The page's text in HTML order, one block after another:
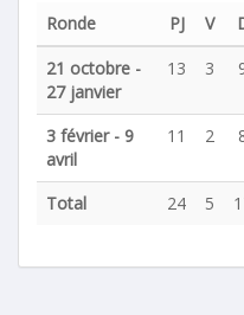
Ronde PJ V
21 octobre -
27 janvier
13 3
3 février - 9
avril
11 2
Total 24 5